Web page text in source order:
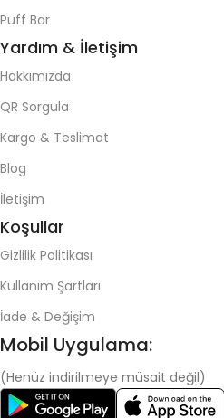
Puff Bar
Yardım & İletişim
Hakkımızda
QR Sorgula
Kargo & Teslimat
Blog
İletişim
Koşullar
Gizlilik Politikası
Kullanım Şartları
İade & Değişim
Mobil Uygulama:
(Henüz indirilmeye müsait değil)